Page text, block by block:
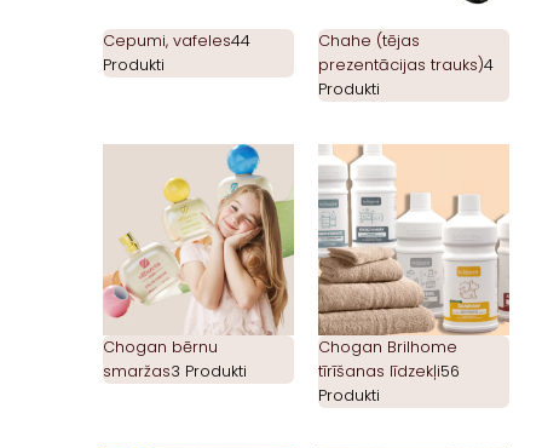
Cepumi, vafeles44
Produkti
Chahe (tējas
prezentācijas trauks)4
Produkti
Chogan bērnu
smaržas3 Produkti
Chogan Brilhome
tīrīšanas līdzekļi56
Produkti